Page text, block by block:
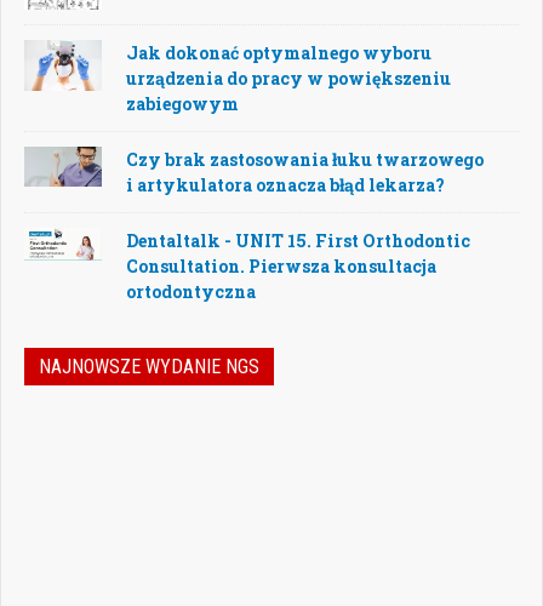
Jak dokonać optymalnego wyboru
urządzenia do pracy w powiększeniu
zabiegowym
Czy brak zastosowania łuku twarzowego
i artykulatora oznacza błąd lekarza?
Dentaltalk - UNIT 15. First Orthodontic
Consultation. Pierwsza konsultacja
ortodontyczna
NAJNOWSZE WYDANIE NGS